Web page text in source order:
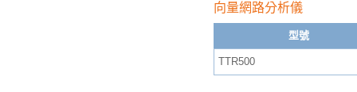
向量網路分析儀
型號
TTR500